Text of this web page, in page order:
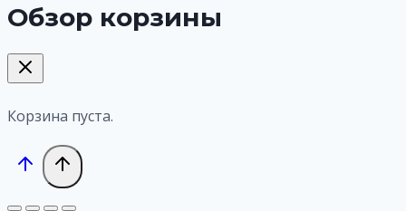
Обзор корзины
Корзина пуста.